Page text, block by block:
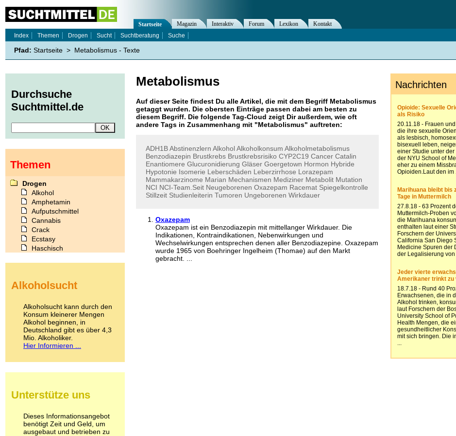
Metabolismus
Auf dieser Seite findest Du alle Artikel, die mit dem Begriff Metabolismus
getaggt wurden. Die obersten Einträge passen dabei am besten zu
diesem Begriff. Die folgende Tag-Cloud zeigt Dir außerdem, wie oft
andere Tags in Zusammenhang mit "Metabolismus" auftreten:
ADH1BAbstinenzlern AlkoholAlkoholkonsum Alkoholmetabolismus
Benzodiazepin Brustkrebs Brustkrebsrisiko CYP2C19 Cancer Catalin
Enantiomere Glucuronidierung Gläser Goergetown Hormon Hybride
Hypotonie Isomerie Leberschäden Leberzirrhose Lorazepam
Mammakarzinome Marian Mechanismen Mediziner Metabolit Mutation
NCI NCI-Team.Seit Neugeborenen Oxazepam Racemat Spiegelkontrolle
Stillzeit Studienleiterin Tumoren Ungeborenen Wirkdauer
Oxazepam
Oxazepam ist ein Benzodiazepin mit mittellanger Wirkdauer. Die
Indikationen, Kontraindikationen, Nebenwirkungen und
Wechselwirkungen entsprechen denen aller Benzodiazepine. Oxazepam
wurde 1965 von Boehringer Ingelheim (Thomae) auf den Markt
gebracht. ...
Startseite Magazin Interaktiv Forum Lexikon
Kontakt
Index
Themen Drogen Sucht Suchtberatung Suche
Pfad: Startseite > Metabolismus - Texte
Durchsuche
Suchtmittel.de
Themen
Drogen
Alkohol
Amphetamin
Aufputschmittel
Cannabis
Crack
Ecstasy
Haschisch
Kokain
LSD
Marihuana
Medikamente
Meskalin
Metamphetamin
Methadon
Pilze
Psychopharmaka
Schlafmittel
Schmerzmittel
Alkoholsucht
Alkoholsucht kann durch den
Konsum kleinerer Mengen
Alkohol beginnen, in
Deutschland gibt es über 4,3
Mio. Alkoholiker.
Hier Informieren ...
Unterstütze uns
Dieses Informationsangebot
benötigt Zeit und Geld, um
ausgebaut und betrieben zu